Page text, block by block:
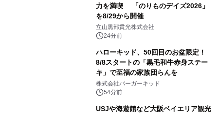
力を満喫 「のりものデイズ2026」
を8/29から開催
立山黒部貫光株式会社
24分前
ハローキッド、50回目のお盆限定！
8/8スタートの「黒毛和牛赤身ステー
キ」で至福の家族団らんを
株式会社バーガーキッド
54分前
USJや海遊館など大阪ベイエリア観光